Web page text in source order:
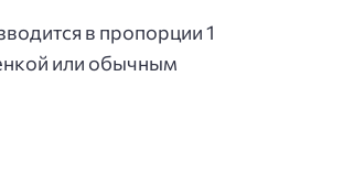
в пропорции 1
или обычным